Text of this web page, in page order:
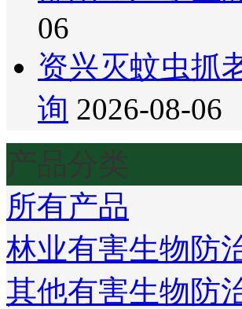
06
资兴灭蚊虫抓
询 2026-08-06
产品分类
所有产品
林业有害生物防
其他有害生物防